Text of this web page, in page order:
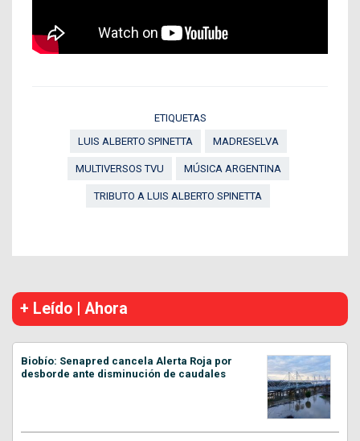
ETIQUETAS
LUIS ALBERTO SPINETTA
MADRESELVA
MULTIVERSOS TVU MÚSICA ARGENTINA
TRIBUTO A LUIS ALBERTO SPINETTA
+ Leído | Ahora
Biobío: Senapred cancela Alerta Roja por
desborde ante disminución de caudales